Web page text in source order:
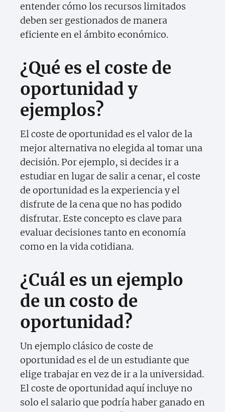
entender cómo los recursos limitados
deben ser gestionados de manera
eficiente en el ámbito económico.
¿Qué es el coste de
oportunidad y
ejemplos?
El coste de oportunidad es el valor de la
mejor alternativa no elegida al tomar una
decisión. Por ejemplo, si decides ir a
estudiar en lugar de salir a cenar, el coste
de oportunidad es la experiencia y el
disfrute de la cena que no has podido
disfrutar. Este concepto es clave para
evaluar decisiones tanto en economía
como en la vida cotidiana.
¿Cuál es un ejemplo
de un costo de
oportunidad?
Un ejemplo clásico de coste de
oportunidad es el de un estudiante que
elige trabajar en vez de ir a la universidad.
El coste de oportunidad aquí incluye no
solo el salario que podría haber ganado en